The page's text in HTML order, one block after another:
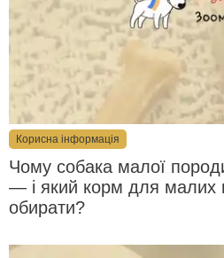
Корисна інформація
Чому собака малої
— і який корм для малих
обирати?